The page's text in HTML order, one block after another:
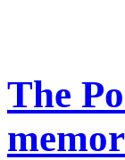
The